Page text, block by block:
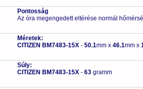
Pontosság
Az óra megengedett eltérése normál
Méretek:
CITIZEN BM7483-15X- 50.1mm x 46.1mm x
Súly:
CITIZEN BM7483-15X- 63 gramm